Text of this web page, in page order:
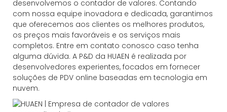
desenvolvemos o contador de valores. Contando
com nossa equipe inovadora e dedicada, garantimos
que oferecemos aos clientes os melhores produtos,
os preços mais favoráveis ​​e os serviços mais
completos. Entre em contato conosco caso tenha
alguma dúvida. A P&D da HUAEN é realizada por
desenvolvedores experientes, focados em fornecer
soluções de PDV online baseadas em tecnologia em
nuvem.